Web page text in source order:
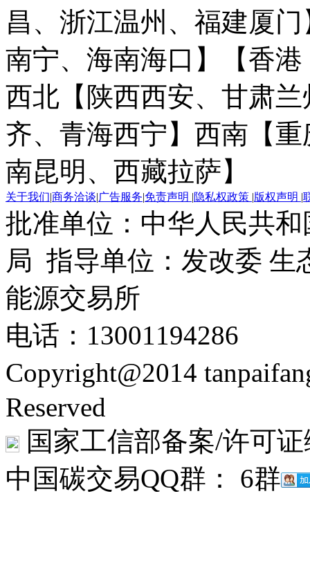
昌、浙江温州、福建厦门
南宁、海南海口】
【香
西北【陕西西安、甘肃
齐、青海西宁】 西南【
南昆明、西藏拉萨】
关于我们|商务洽谈|广告服务|免责声明 |隐私权政策 |版权声明 |
批准单位：中华人民共
局 指导单位：发改委 生
能源交易所
电话：13001194286
Copyright@2014
Reserved
国家工信部备案/许可
中国碳交易QQ群： 6群